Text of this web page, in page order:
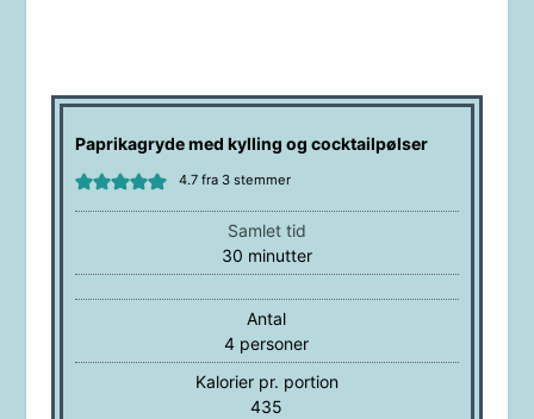
Paprikagryde med kylling og cocktailpølser
4.7fra 3stemmer
Samlet tid
30minutter
minutter
Antal
4 personer
Kalorier pr. portion
435